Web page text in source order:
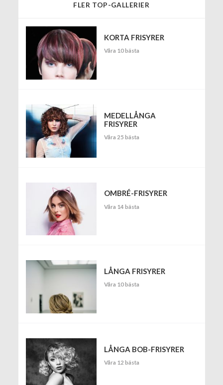
FLER TOP-GALLERIER
KORTA FRISYRER
Våra 10 bästa
MEDELLÅNGA
FRISYRER
Våra 25 bästa
OMBRÉ-FRISYRER
Våra 14 bästa
LÅNGA FRISYRER
Våra 10 bästa
LÅNGA BOB-FRISYRER
Våra 12 bästa